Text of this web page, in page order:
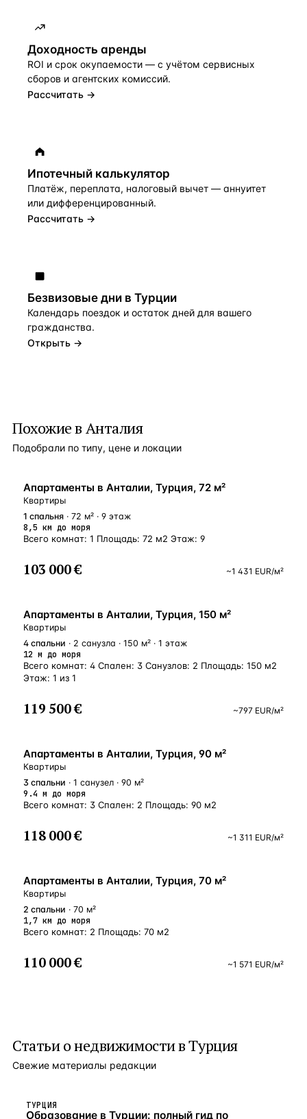
Доходность аренды
ROI и срок окупаемости — с учётом сервисных
сборов и агентских комиссий.
Рассчитать →
Ипотечный калькулятор
Платёж, переплата, налоговый вычет — аннуитет
или дифференцированный.
Рассчитать →
Безвизовые дни в Турции
Календарь поездок и остаток дней для вашего
гражданства.
Открыть →
Похожие в Анталия
Подобрали по типу, цене и локации
ВНЖ
Апартаменты в Анталии, Турция, 72 м²
Квартиры
1 спальня · 72 м² · 9 этаж
8,5 км до моря
Всего комнат: 1 Площадь: 72 м2 Этаж: 9
103 000 € ~1 431 EUR/м²
У МОРЯ
Апартаменты в Анталии, Турция, 150 м²
Квартиры
4 спальни · 2 санузла · 150 м² · 1 этаж
12 м до моря
Всего комнат: 4 Спален: 3 Санузлов: 2 Площадь: 150 м2
Этаж: 1 из 1
119 500 € ~797 EUR/м²
У МОРЯ
Апартаменты в Анталии, Турция, 90 м²
Квартиры
3 спальни · 1 санузел · 90 м²
9.4 м до моря
Всего комнат: 3 Спален: 2 Площадь: 90 м2
118 000 € ~1 311 EUR/м²
ВНЖ
Апартаменты в Анталии, Турция, 70 м²
Квартиры
2 спальни · 70 м²
1,7 км до моря
Всего комнат: 2 Площадь: 70 м2
110 000 € ~1 571 EUR/м²
Статьи онедвижимости в Турция
Свежие материалы редакции
ТУРЦИЯ
Образование в Турции: полный гид по